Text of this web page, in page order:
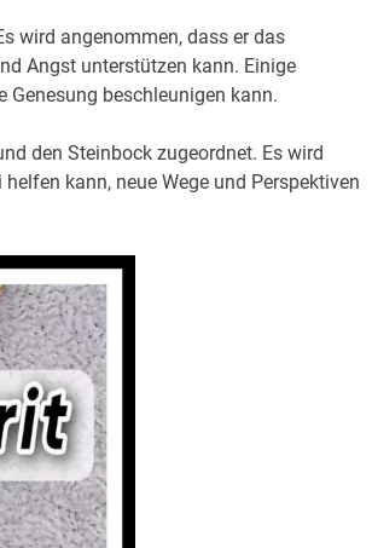
wird angenommen, dass er das
Angst unterstützen kann. Einige
Genesung beschleunigen kann.
den Steinbock zugeordnet. Es wird
kann, neue Wege und Perspektiven